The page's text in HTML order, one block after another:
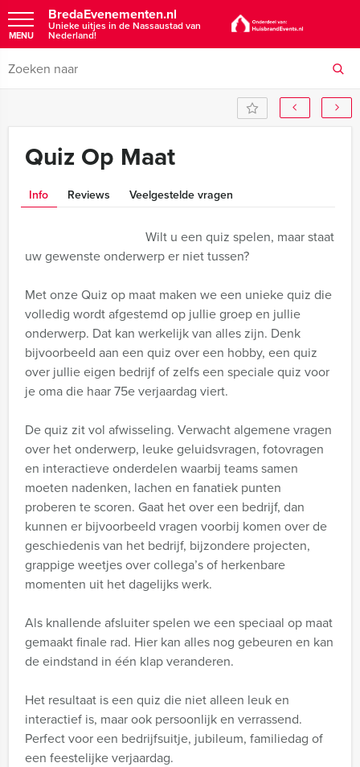
BredaEvenementen.nl
Unieke uitjes in de Nassaustad van
Nederland!
MENU
Quiz Op Maat
Info Reviews Veelgestelde vragen
Wilt u een quiz spelen, maar staat
uw gewenste onderwerp er niet tussen?
Met onze Quiz op maat maken we een unieke quiz die
volledig wordt afgestemd op jullie groep en jullie
onderwerp. Dat kan werkelijk van alles zijn. Denk
bijvoorbeeld aan een quiz over een hobby, een quiz
over jullie eigen bedrijf of zelfs een speciale quiz voor
je oma die haar 75e verjaardag viert.
De quiz zit vol afwisseling. Verwacht algemene vragen
over het onderwerp, leuke geluidsvragen, fotovragen
en interactieve onderdelen waarbij teams samen
moeten nadenken, lachen en fanatiek punten
proberen te scoren. Gaat het over een bedrijf, dan
kunnen er bijvoorbeeld vragen voorbij komen over de
geschiedenis van het bedrijf, bijzondere projecten,
grappige weetjes over collega’s of herkenbare
momenten uit het dagelijks werk.
Als knallende afsluiter spelen we een speciaal op maat
gemaakt finale rad. Hier kan alles nog gebeuren en kan
de eindstand in één klap veranderen.
Het resultaat is een quiz die niet alleen leuk en
interactief is, maar ook persoonlijk en verrassend.
Perfect voor een bedrijfsuitje, jubileum, familiedag of
een feestelijke verjaardag.